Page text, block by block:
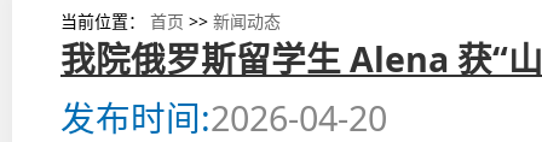
当前位置： 首页 >> 新闻动态
我院俄罗斯留学生 Alena 获“
发布时间:2026-04-20